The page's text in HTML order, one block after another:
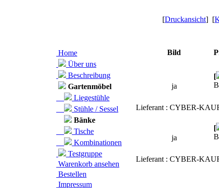
[Druckansicht] [
Home
Über uns
Beschreibung
Gartenmöbel
Liegestühle
Stühle / Sessel
Bänke
Tische
Kombinationen
Testgruppe
Warenkorb ansehen
Bestellen
Impressum
Bild
ja
[
Lieferant : CYBER-
ja
[
Lieferant : CYBER-